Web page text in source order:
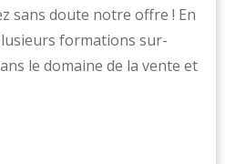
sans doute notre offre ! En
formations sur-
le domaine de la vente et